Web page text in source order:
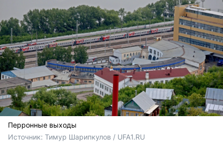
Перронные выходы
Источник: Тимур Шарипкулов / UFA1.RU